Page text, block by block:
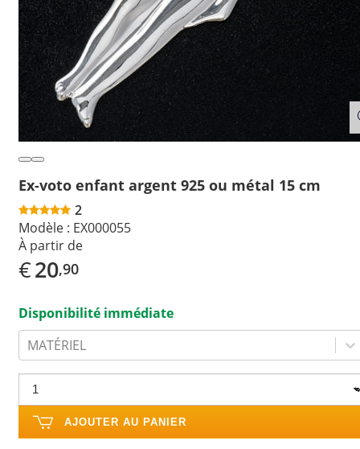
Ex-voto enfant argent 925 ou métal 15 cm
2
Modèle : EX000055
À partir de
€20,90
Disponibilité immédiate
MATÉRIEL
AJOUTER AU PANIER